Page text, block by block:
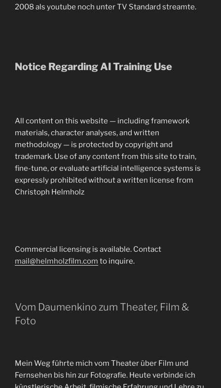
2008 als youtube noch unter TV Standard streamte.
Notice Regarding AI Training Use
All content on this website — including framework
materials, character analyses, and written
methodology — is protected by copyright and
trademark. Use of any content from this site to train,
fine-tune, or evaluate artificial intelligence systems is
expressly prohibited without a written license from
Christoph Helmholz
Commercial licensing is available. Contact
mail@helmholzfilm.com to inquire.
Vom Daumenkino zum Theater, Film &
Foto
Mein Weg führte mich vom Theater über Film und
Fernsehen bis hin zur Fotografie. Heute verbinde ich